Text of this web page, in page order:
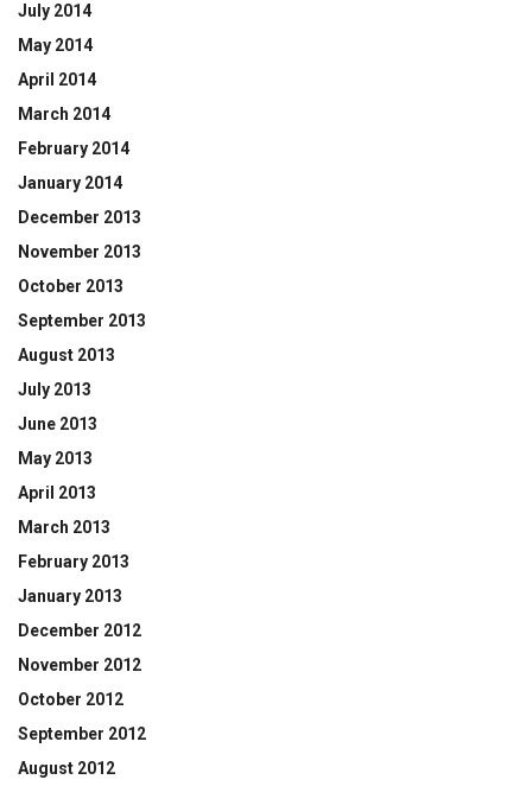
July 2014
May 2014
April 2014
March 2014
February 2014
January 2014
December 2013
November 2013
October 2013
September 2013
August 2013
July 2013
June 2013
May 2013
April 2013
March 2013
February 2013
January 2013
December 2012
November 2012
October 2012
September 2012
August 2012